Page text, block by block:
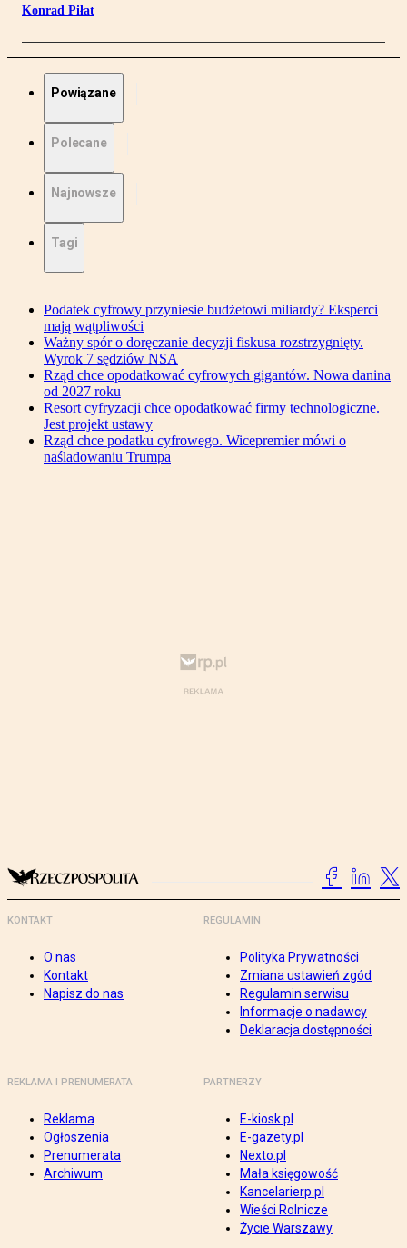
Konrad Piłat
Powiązane
Polecane
Najnowsze
Tagi
Podatek cyfrowy przyniesie budżetowi miliardy? Eksperci
mają wątpliwości
Ważny spór o doręczanie decyzji fiskusa rozstrzygnięty.
Wyrok 7 sędziów NSA
Rząd chce opodatkować cyfrowych gigantów. Nowa danina
od 2027 roku
Resort cyfryzacji chce opodatkować firmy technologiczne.
Jest projekt ustawy
Rząd chce podatku cyfrowego. Wicepremier mówi o
naśladowaniu Trumpa
KONTAKT
O nas
Kontakt
Napisz do nas
REGULAMIN
Polityka Prywatności
Zmiana ustawień zgód
Regulamin serwisu
Informacje o nadawcy
Deklaracja dostępności
REKLAMA I PRENUMERATA
Reklama
Ogłoszenia
Prenumerata
Archiwum
PARTNERZY
E-kiosk.pl
E-gazety.pl
Nexto.pl
Mała księgowość
Kancelarierp.pl
Wieści Rolnicze
Życie Warszawy